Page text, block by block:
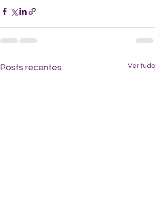
Posts recentes Ver tudo